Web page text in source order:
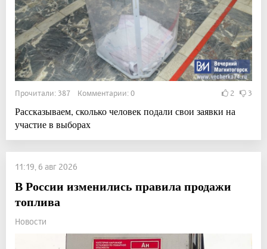
Прочитали: 387 Комментарии: 0 2 3
Рассказываем, сколько человек подали свои заявки на
участие в выборах
11:19, 6 авг 2026
В России изменились правила продажи
топлива
Новости